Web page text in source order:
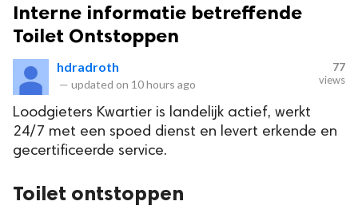
Interne informatie betreffende
Toilet Ontstoppen
hdradroth
— updated on 10 hours ago
77
views
Loodgieters Kwartier is landelijk actief, werkt
24/7 met een spoed dienst en levert erkende en
gecertificeerde service.
Toilet ontstoppen